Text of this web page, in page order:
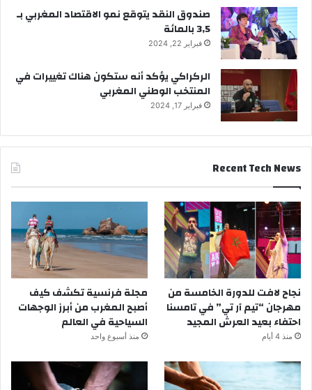
صندوق النقد يتوقع نمو الاقتصاد المغربي بـ
3,5 بالمائة
فبراير 22, 2024
الركراكي يؤكد أنه ستكون هناك تغييرات في
المنتخب الوطني المغربي
فبراير 17, 2024
Recent Tech News
نجاح لافت للدورة الخامسة من
مهرجان “تيم آر تي” في تامسنا
احتفاء بعيد العرش المجيد
منذ 4 أيام
مجلة فرنسية تكشف كيف
أصبح المغرب من أبرز الوجهات
السياحية في العالم
منذ أسبوع واحد